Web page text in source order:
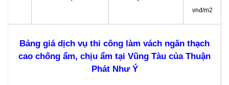
vnđ/m2
Bảng giá dịch vụ thi công làm vách ngăn thạch
cao chống ẩm, chịu ẩm tại Vũng Tàu của Thuận
Phát Như Ý